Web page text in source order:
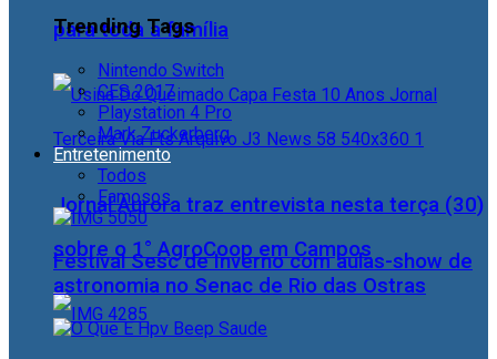
para toda a família
Jornal Aurora traz entrevista nesta terça (30)
sobre o 1° AgroCoop em Campos
Trending Tags
Nintendo Switch
CES 2017
Playstation 4 Pro
Mark Zuckerberg
Entretenimento
Todos
Famosos
Festival Sesc de Inverno com aulas-show de
astronomia no Senac de Rio das Ostras